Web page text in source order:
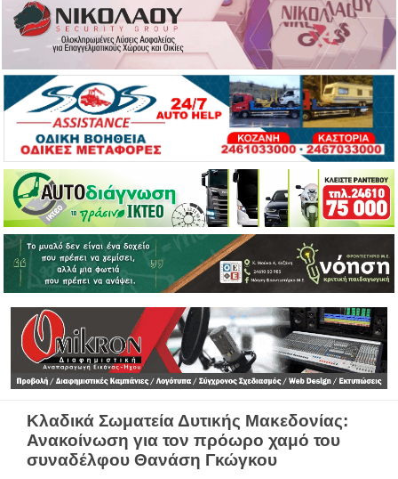
Κλαδικά Σωματεία Δυτικής Μακεδονίας:
Ανακοίνωση για τον πρόωρο χαμό του
συναδέλφου Θανάση Γκώγκου